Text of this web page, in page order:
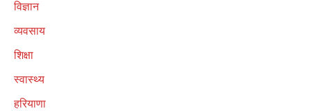
विज्ञान
व्यवसाय
शिक्षा
स्वास्थ्य
हरियाणा